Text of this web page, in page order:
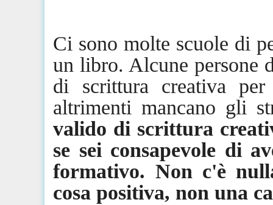
Ci sono molte scuole di
un libro. Alcune persone
di scrittura creativa
altrimenti mancano gli
valido di scrittura
se sei consapevole di
formativo. Non c'è
cosa positiva, non una